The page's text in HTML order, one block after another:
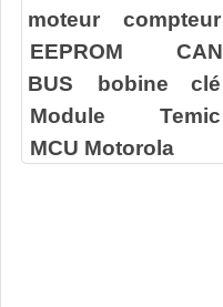
moteur compteur
EEPROM
CAN
BUS
bobine clé
Module Temic
MCU Motorola